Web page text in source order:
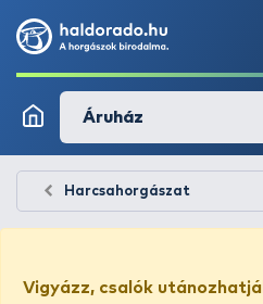
Áruház
Harcsahorgászat
Vigyázz, csalók